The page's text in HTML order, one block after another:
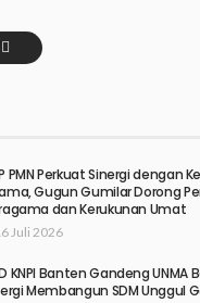
PMN Perkuat Sinergi dengan
Gugun Gumilar Dorong
dan Kerukunan Umat
Juli 2026
KNPI Banten Gandeng UNMA
Membangun SDM Unggul